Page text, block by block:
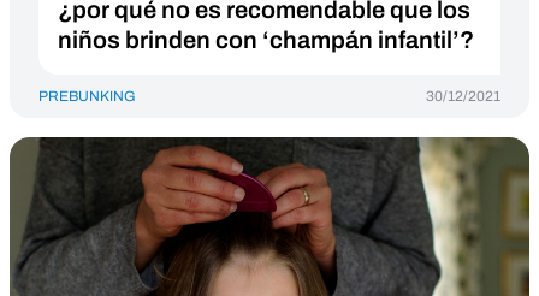
¿por qué no es recomendable que los
niños brinden con ‘champán infantil’?
PREBUNKING 30/12/2021